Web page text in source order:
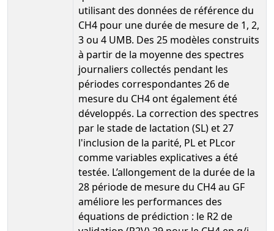
utilisant des données de référence du
CH4 pour une durée de mesure de 1, 2,
3 ou 4 UMB. Des 25 modèles construits
à partir de la moyenne des spectres
journaliers collectés pendant les
périodes correspondantes 26 de
mesure du CH4 ont également été
développés. La correction des spectres
par le stade de lactation (SL) et 27
l'inclusion de la parité, PL et PLcor
comme variables explicatives a été
testée. L’allongement de la durée de la
28 période de mesure du CH4 au GF
améliore les performances des
équations de prédiction : le R2 de